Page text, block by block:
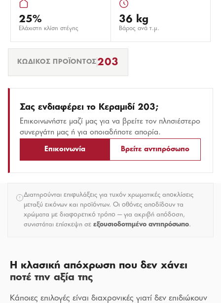
25%
Eλάχιστη κλίση στέγης
36 kg
Βάρος ανά τ.μ.
ΚΩΔΙΚΌΣ ΠΡΟΪΌΝΤΟΣ 203
Σας ενδιαφέρει το Κεραμιδί 203;
Επικοινωνήστε μαζί μας για να βρείτε τον πλησιέστερο
συνεργάτη μας ή για οποιαδήποτε απορία.
Επικοινωνία Βρείτε αντιπρόσωπο
Διατηρούνται επιφυλάξεις για τυχόν χρωματικές αποκλίσεις
μεταξύ εικόνων και προϊόντων. Οι οθόνες αποδίδουν τα
χρώματα με διαφορετικό τρόπο — για ακριβή απόδοση,
συνιστάται επίσκεψη σε εξουσιοδοτημένο αντιπρόσωπο.
Η κλασική απόχρωση που δεν χάνει
ποτέ την αξία της
Κάποιες επιλογές είναι διαχρονικές γιατί δεν επιδιώκουν